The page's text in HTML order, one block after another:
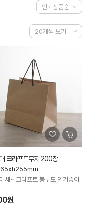
크라프트무지 200장
세~ 크라프트 봉투도 인기좋아
원